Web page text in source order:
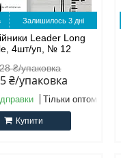
Залишилось 3 дні
Leader Long
4шт/уп, № 12
₴/упаковка
₴/упаковка
Тільки оптом
Купити